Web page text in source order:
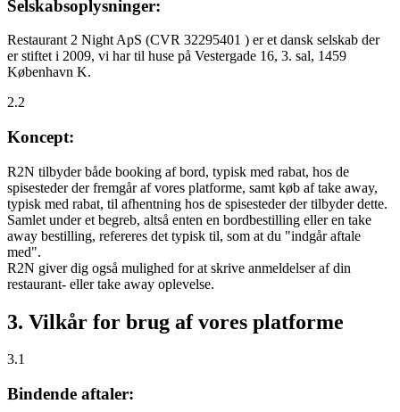
Selskabsoplysninger:
Restaurant 2 Night ApS (CVR 32295401 ) er et dansk selskab der
er stiftet i 2009, vi har til huse på Vestergade 16, 3. sal, 1459
København K.
2.2
Koncept:
R2N tilbyder både booking af bord, typisk med rabat, hos de
spisesteder der fremgår af vores platforme, samt køb af take away,
typisk med rabat, til afhentning hos de spisesteder der tilbyder dette.
Samlet under et begreb, altså enten en bordbestilling eller en take
away bestilling, refereres det typisk til, som at du "indgår aftale
med".
R2N giver dig også mulighed for at skrive anmeldelser af din
restaurant- eller take away oplevelse.
3. Vilkår for brug af vores platforme
3.1
Bindende aftaler: